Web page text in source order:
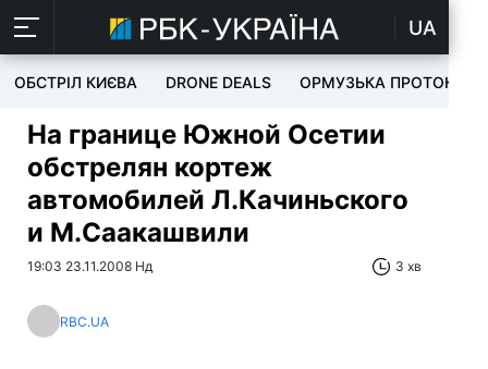
UA
ОБСТРІЛ КИЄВА DRONE DEALS ОРМУЗЬКА ПРОТОКА
На границе Южной Осетии
обстрелян кортеж
автомобилей Л.Качиньского
и М.Саакашвили
19:03 23.11.2008 Нд 3 хв
RBC.UA